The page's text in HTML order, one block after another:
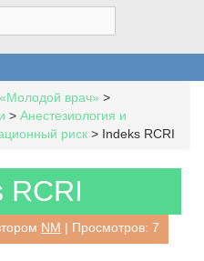
врач» >
> Анестезиология и
риск > Indeks RCRI
RCRI
NM | Просмотров: 7